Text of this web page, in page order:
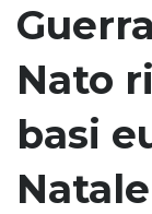
Nato
basi